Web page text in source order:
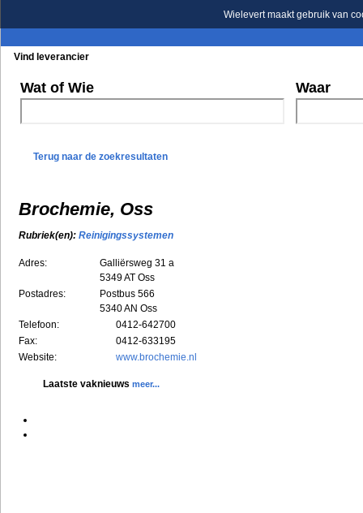
Wielevert maakt gebruik van
Vind leverancier
Wat of Wie Waar
Terug naar de zoekresultaten
Brochemie, Oss
Rubriek(en): Reinigingssystemen
Adres:
Galliërsweg 31 a
5349 AT Oss
Postadres:
Postbus 566
5340 AN Oss
Telefoon:
0412-642700
Fax:
0412-633195
Website:
www.brochemie.nl
Laatste vaknieuws meer...